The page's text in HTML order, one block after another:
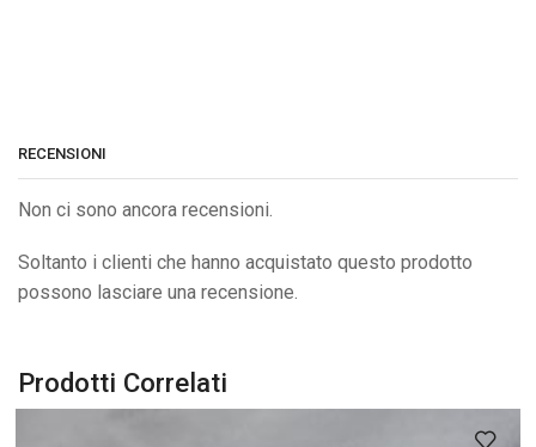
RECENSIONI
Non ci sono ancora recensioni.
Soltanto i clienti che hanno acquistato questo prodotto
possono lasciare una recensione.
Prodotti Correlati